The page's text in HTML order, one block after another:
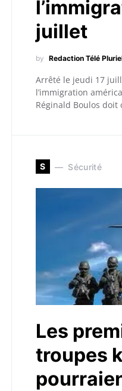
juillet
by Redaction Télé
Arrêté le jeudi 17
l’immigration
Réginald Boulos
S Sécurité
Les
troupes